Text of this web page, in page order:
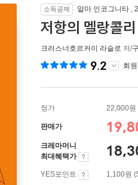
소득공제 알마 인코그니타 ,
저항의 멜랑콜리
크러스너호르커이 라슬로 저/
9.2 회
정가 22,000원
판매가
크레마머니
최대혜택가
YES포인트
1,100원